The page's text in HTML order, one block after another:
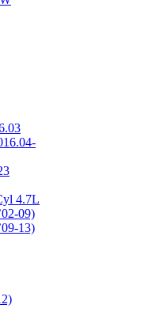
4.7L
09)
13)